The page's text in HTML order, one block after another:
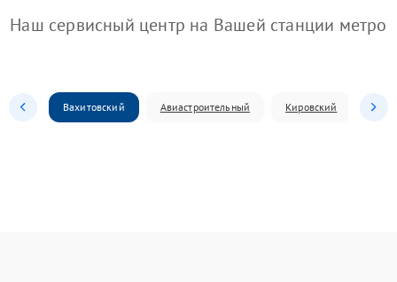
Наш сервисный центр на Вашей станции метро
Вахитовский Авиастроительный Кировский